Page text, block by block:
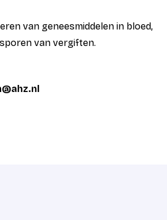
van geneesmiddelen in bloed,
van vergiften.